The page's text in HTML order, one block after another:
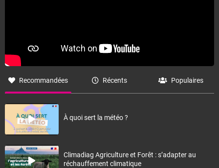
Recommandées Récents Populaires
À quoi sert la météo ?
Climadiag Agriculture et Forêt : s’adapter au
réchauffement climatique